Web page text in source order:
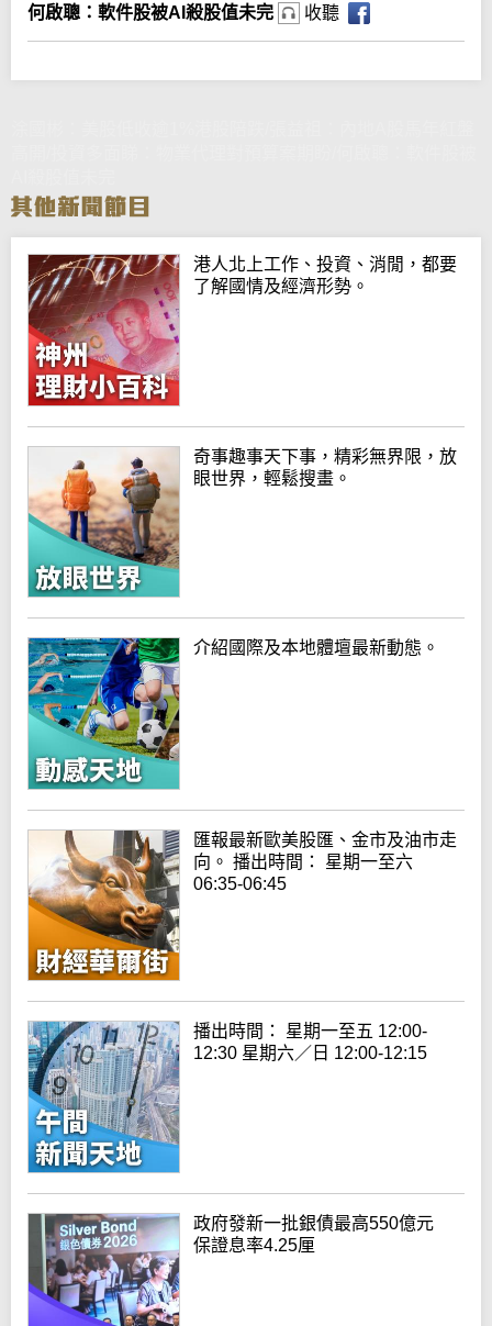
何啟聰：軟件股被AI殺股值未完 收聽
港人北上工作、投資、消閒，都要
了解國情及經濟形勢。
奇事趣事天下事，精彩無界限，放
眼世界，輕鬆搜畫。
介紹國際及本地體壇最新動態。
匯報最新歐美股匯、金市及油市走
向。 播出時間： 星期一至六
06:35-06:45
播出時間： 星期一至五 12:00-
12:30 星期六／日 12:00-12:15
政府發新一批銀債最高550億元
保證息率4.25厘